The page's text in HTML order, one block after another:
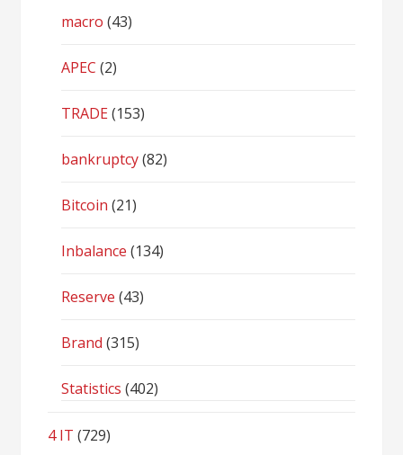
macro (43)
APEC (2)
TRADE(153)
bankruptcy(82)
Bitcoin (21)
Inbalance (134)
Reserve (43)
Brand (315)
Statistics (402)
4 IT (729)